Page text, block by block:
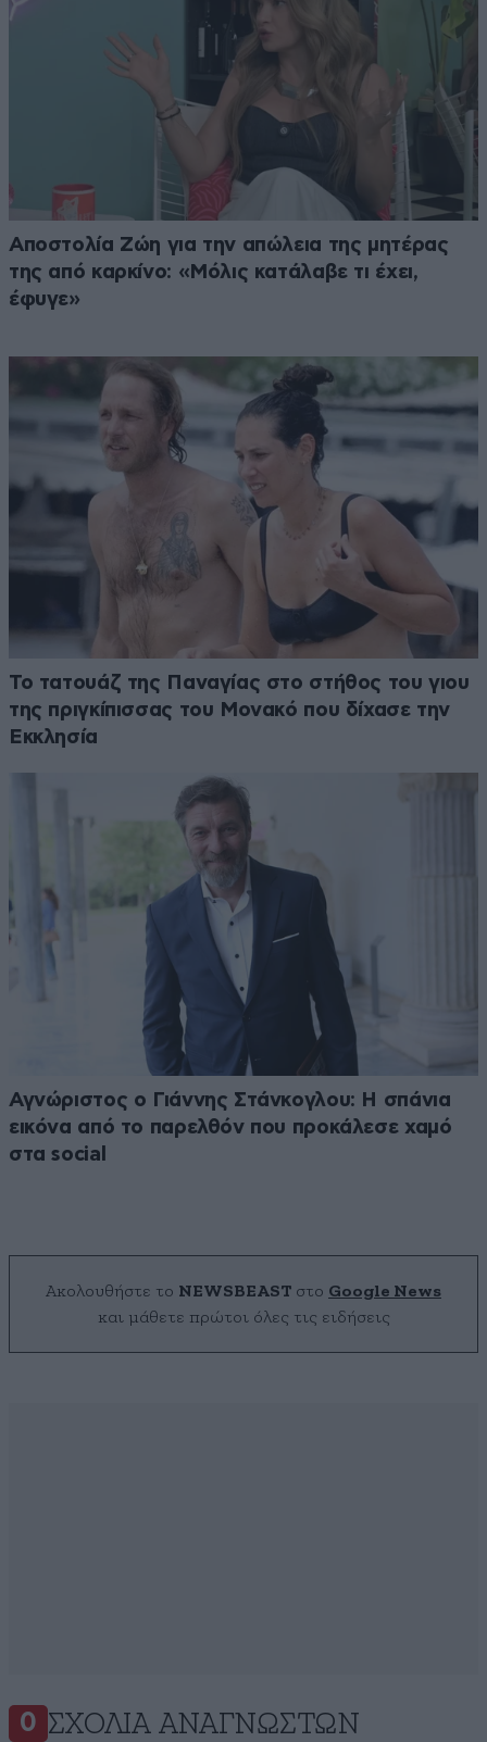
Αποστολία Ζώη για την απώλεια της μητέρας
της από καρκίνο: «Μόλις κατάλαβε τι έχει,
έφυγε»
Το τατουάζ της Παναγίας στο στήθος του γιου
της πριγκίπισσας του Μονακό που δίχασε την
Εκκλησία
Αγνώριστος ο Γιάννης Στάνκογλου: Η σπάνια
εικόνα από το παρελθόν που προκάλεσε χαμό
στα social
Ακολουθήστε το NEWSBEAST στο Google News
και μάθετε πρώτοι όλες τις ειδήσεις
0 ΣΧΌΛΙΑ ΑΝΑΓΝΩΣΤΏΝ